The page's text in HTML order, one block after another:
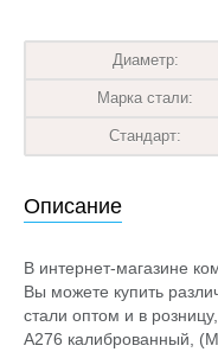
Диаметр:
Марка стали:
Стандарт:
Описание
В интернет-магазине
Вы можете купить
стали оптом и в
A276 калиброванный,